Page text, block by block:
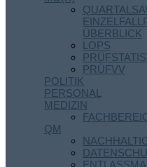
ÜBERBLICK
LOPS
PRÜFVV
POLITIK
PERSONAL
MEDIZIN
QM